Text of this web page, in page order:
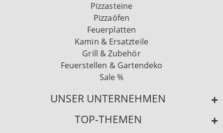
Pizzasteine
Pizzaöfen
Feuerplatten
Kamin & Ersatzteile
Grill & Zubehör
Feuerstellen & Gartendeko
Sale %
UNSER UNTERNEHMEN
TOP-THEMEN